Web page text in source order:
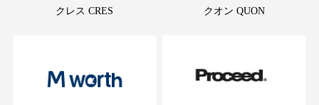
クレス CRES クオン QUON